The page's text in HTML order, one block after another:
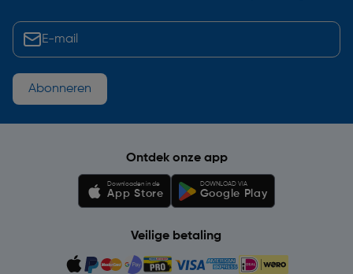
Abonneren
Ontdek onze app
Downloaden in de
App Store
DOWNLOAD VIA
Google Play
Veilige betaling